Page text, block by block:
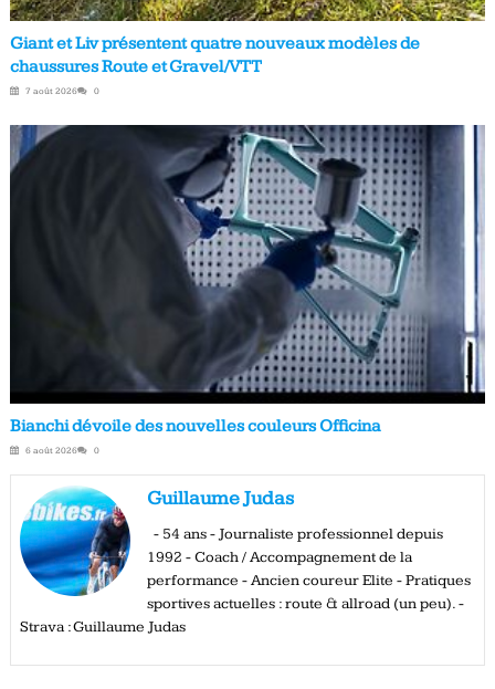
Giant et Liv présentent quatre nouveaux modèles de
chaussures Route et Gravel/VTT
7 août 2026 0
Bianchi dévoile des nouvelles couleurs Officina
6 août 2026 0
Guillaume Judas
- 54 ans - Journaliste professionnel depuis
1992 - Coach / Accompagnement de la
performance - Ancien coureur Elite - Pratiques
sportives actuelles : route & allroad (un peu). -
Strava : Guillaume Judas